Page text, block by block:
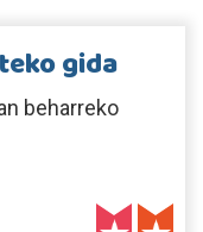
gida
beharreko